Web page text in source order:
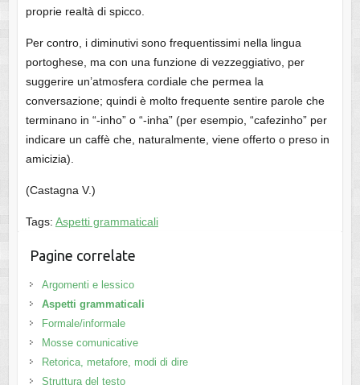
proprie realtà di spicco.
Per contro, i diminutivi sono frequentissimi nella lingua
portoghese, ma con una funzione di vezzeggiativo, per
suggerire un’atmosfera cordiale che permea la
conversazione; quindi è molto frequente sentire parole che
terminano in “-inho” o “-inha” (per esempio, “cafezinho” per
indicare un caffè che, naturalmente, viene offerto o preso in
amicizia).
(Castagna V.)
Tags: Aspetti grammaticali
Pagine correlate
Argomenti e lessico
Aspetti grammaticali
Formale/informale
Mosse comunicative
Retorica, metafore, modi di dire
Struttura del testo